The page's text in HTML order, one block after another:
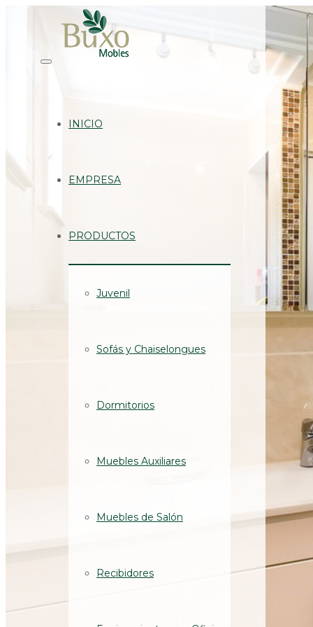
INICIO
EMPRESA
PRODUCTOS
Juvenil
Sofás y Chaiselongues
Dormitorios
Muebles Auxiliares
Muebles de Salón
Recibidores